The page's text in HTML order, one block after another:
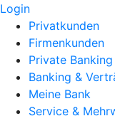
Login
Privatkunden
Firmenkunden
Private Banking
Banking &
Meine Bank
Service &